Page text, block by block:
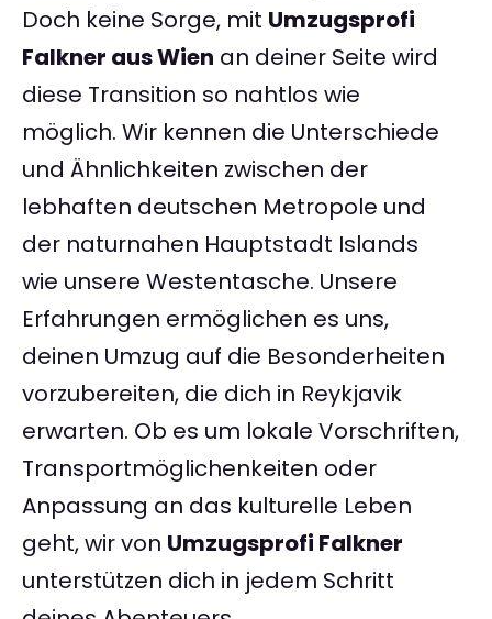
Doch keine Sorge, mit Umzugsprofi
Falkner aus Wien an deiner Seite wird
diese Transition so nahtlos wie
möglich. Wir kennen die Unterschiede
und Ähnlichkeiten zwischen der
lebhaften deutschen Metropole und
der naturnahen Hauptstadt Islands
wie unsere Westentasche. Unsere
Erfahrungen ermöglichen es uns,
deinen Umzug auf die Besonderheiten
vorzubereiten, die dich in Reykjavik
erwarten. Ob es um lokale Vorschriften,
Transportmöglichenkeiten oder
Anpassung an das kulturelle Leben
geht, wir von Umzugsprofi Falkner
unterstützen dich in jedem Schritt